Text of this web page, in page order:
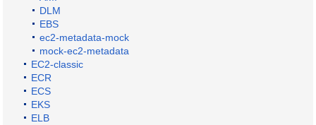
DLM
EBS
ec2-metadata-mock
mock-ec2-metadata
EC2-classic
ECR
ECS
EKS
ELB